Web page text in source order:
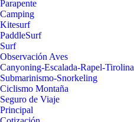
Parapente
Camping
Kitesurf
PaddleSurf
Surf
Observación Aves
Canyoning-Escalada-Rapel-Tirolina
Submarinismo-Snorkeling
Ciclismo Montaña
Seguro de Viaje
Principal